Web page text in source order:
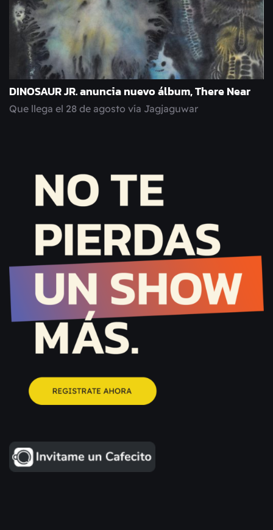
DINOSAUR JR. anuncia nuevo álbum, There Near
Que llega el 28 de agosto vía Jagjaguwar